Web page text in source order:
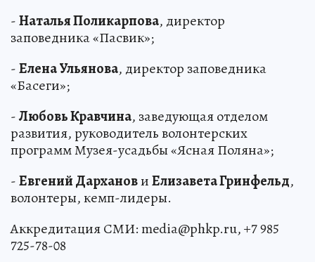
-Наталья Поликарпова, директор
заповедника «Пасвик»;
-Елена Ульянова, директор заповедника
«Басеги»;
-Любовь Кравчина, заведующая отделом
развития, руководитель волонтерских
программ Музея-усадьбы «Ясная Поляна»;
-Евгений ДархановиЕлизавета Гринфельд,
волонтеры, кемп-лидеры.
Аккредитация СМИ: media@phkp.ru, +7 985
725-78-08